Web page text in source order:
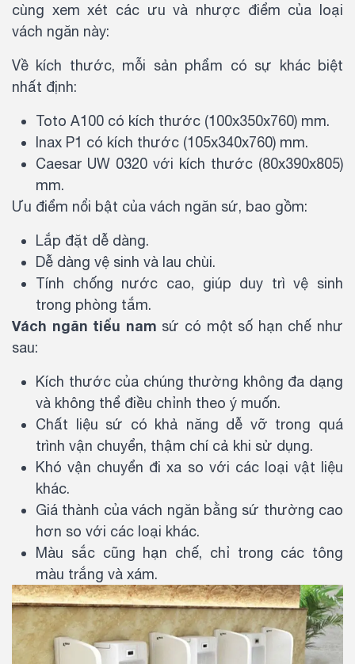
cùng xem xét các ưu và nhược điểm của loại
vách ngăn này:
Về kích thước, mỗi sản phẩm có sự khác biệt
nhất định:
Toto A100 có kích thước (100x350x760) mm.
Inax P1 có kích thước (105x340x760) mm.
Caesar UW 0320 với kích thước (80x390x805)
mm.
Ưu điểm nổi bật của vách ngăn sứ, bao gồm:
Lắp đặt dễ dàng.
Dễ dàng vệ sinh và lau chùi.
Tính chống nước cao, giúp duy trì vệ sinh
trong phòng tắm.
Vách ngăn tiểu nam sứ có một số hạn chế như
sau:
Kích thước của chúng thường không đa dạng
và không thể điều chỉnh theo ý muốn.
Chất liệu sứ có khả năng dễ vỡ trong quá
trình vận chuyển, thậm chí cả khi sử dụng.
Khó vận chuyển đi xa so với các loại vật liệu
khác.
Giá thành của vách ngăn bằng sứ thường cao
hơn so với các loại khác.
Màu sắc cũng hạn chế, chỉ trong các tông
màu trắng và xám.